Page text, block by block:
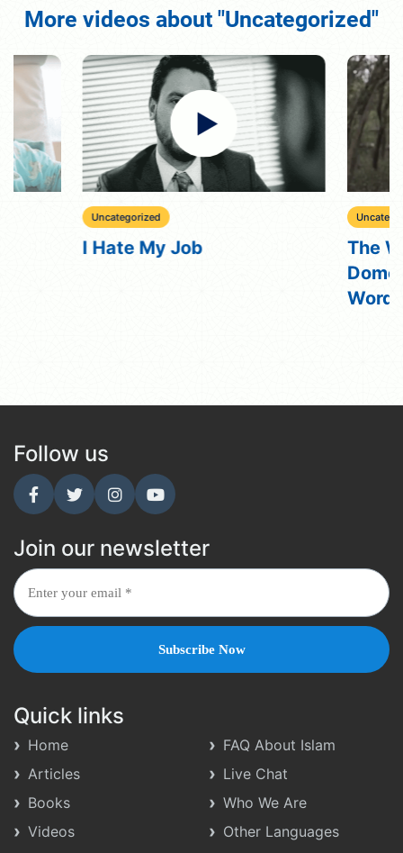
More videos about "Uncategorized"
Uncategorized
I Hate My Job
Uncategorized
The Weakest
Domestic
Follow us
Join our newsletter
Quick links
Home
Articles
Books
Videos
FAQ About Islam
Live Chat
Who We Are
Other Languages